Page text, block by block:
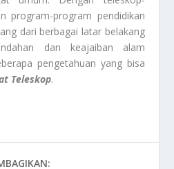
program-program pendidikan
dari berbagai latar belakang
dan keajaiban alam
pengetahuan yang bisa
Teleskop.